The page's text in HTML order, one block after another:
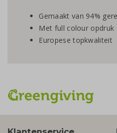
Gemaakt van 94%
Met full colour opdruk
Europese topkwaliteit